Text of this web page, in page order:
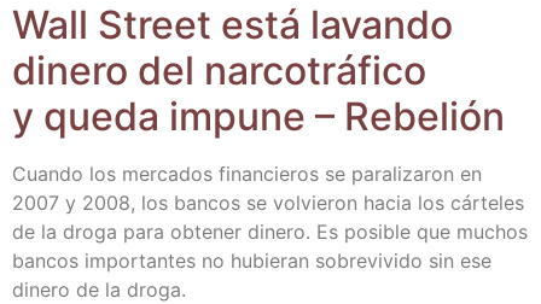
Wall Street está lavan­do
dine­ro del nar­co­trá­fi­co
y que­da impu­ne – Rebelión
Cuan­do los mer­ca­dos finan­cie­ros se para­li­za­ron en
2007 y 2008, los ban­cos se vol­vie­ron hacia los cár­te­les
de la dro­ga para obte­ner dine­ro. Es posi­ble que muchos
ban­cos impor­tan­tes no hubie­ran sobre­vi­vi­do sin ese
dine­ro de la droga.